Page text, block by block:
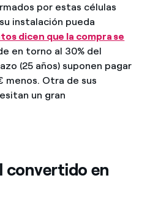
por estas células
instalación pueda
dicen que la compra se
en torno al 30% del
(25 años) suponen pagar
menos. Otra de sus
un gran
convertido en